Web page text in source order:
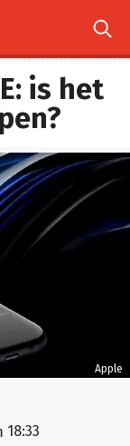

is het
Apple
18:33